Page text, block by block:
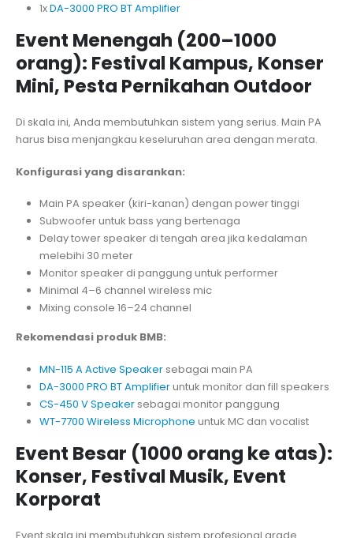
1xDA-3000 PRO BT Amplifier
Event Menengah (200–1000
orang): Festival Kampus, Konser
Mini, Pesta Pernikahan Outdoor
Di skala ini, Anda membutuhkan sistem yang serius. Main PA
harus bisa menjangkau keseluruhan area dengan merata.
Konfigurasi yang disarankan:
Main PA speaker (kiri-kanan) dengan power tinggi
Subwoofer untuk bass yang bertenaga
Delay tower speaker di tengah area jika kedalaman
melebihi 30 meter
Monitor speaker di panggung untuk performer
Minimal 4–6 channel wireless mic
Mixing console 16–24 channel
Rekomendasi produk BMB:
MN-115 A Active Speakersebagai main PA
DA-3000 PRO BT Amplifieruntuk monitor dan fill speakers
CS-450 V Speakersebagai monitor panggung
WT-7700 Wireless Microphone untuk MC dan vocalist
Event Besar (1000 orang ke atas):
Konser, Festival Musik, Event
Korporat
Event skala ini membutuhkan sistem profesional grade